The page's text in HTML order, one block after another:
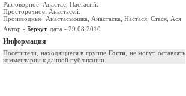
Разговорное: Анастас, Настасий.
Просторечное: Анастасей.
Производные: Анастасьюшка, Анастаска, Настася, Стася, Ася.
Автор - Беркут, дата - 29.08.2010
Информация
Посетители, находящиеся в группе Гости, не могут оставлять
комментарии к данной публикации.